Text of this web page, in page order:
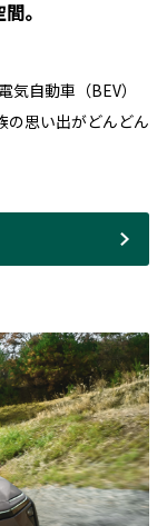
。
自動車（BEV）
の思い出がどんどん